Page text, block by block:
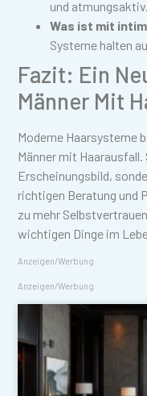
und atmungsaktiv.
Was ist mit
Systeme halten
Fazit: Ein
Männer Mit
Moderne Haarsysteme
Männer mit
Erscheinungsbild,
richtigen Beratung und
zu mehr
wichtigen Dinge im
Anzeigen/Werbung
Anzeigen/Werbung